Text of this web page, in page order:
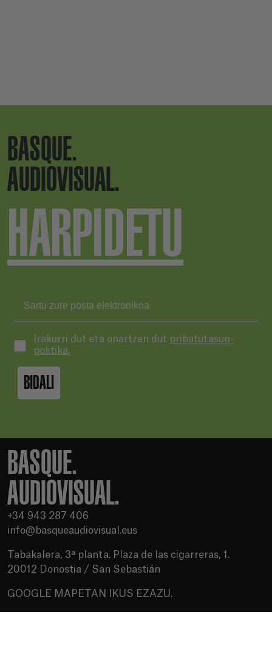
BASQUE.
AUDIOVISUAL.
HARPIDETU
Irakurri dut eta onartzen dut pribatutasun-
politika.
BIDALI
BASQUE.
AUDIOVISUAL.
+34 943 287 406
info@basqueaudiovisual.eus
Tabakalera, 3ª planta. Plaza de las cigarreras, 1.
20012 Donostia / San Sebastián
GOOGLE MAPETAN IKUS EZAZU.